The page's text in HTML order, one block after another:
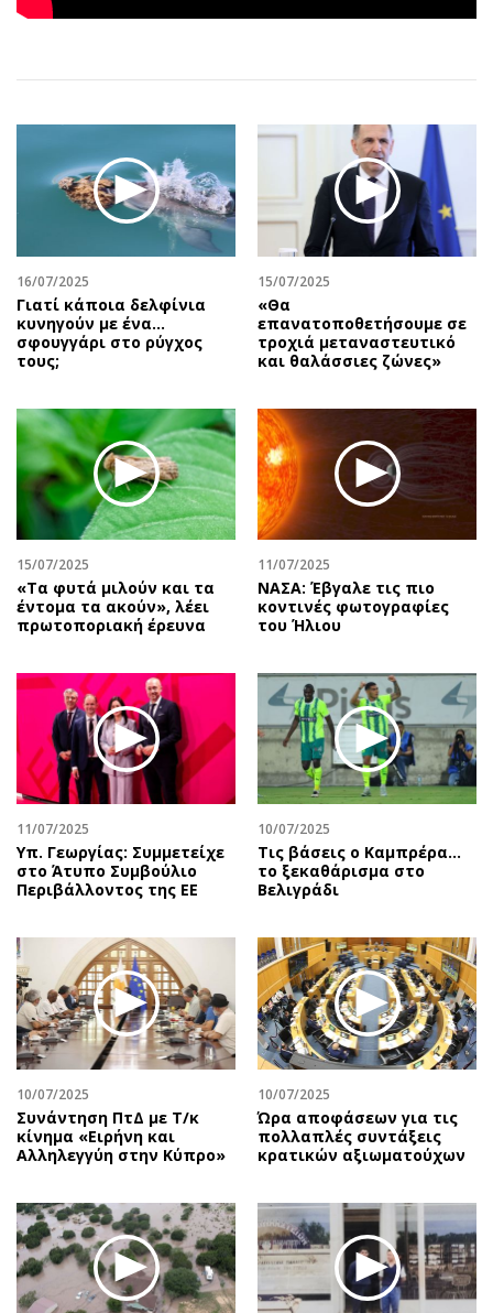
Αθλητισμός
Ελλάδα
Οικονομική
Οικονομία
Επιχειρήσεις
Αγορές
Money Review
AstroBank Properties
Trends
Ενέργεια
Ναυτιλία
Περιβάλλον
Ελλάδα
Κόσμος
Παράξενα
Πολιτισμός
Θέατρο-Χορός
Μουσική
Εικαστικά
Βιβλίο
Χειρόγραφα
Geek
Κινητά-tablets
Αυτοκίνηση
Αφιερώματα
Πολιτική
Οικονομία
Γενικά
Αναδρομές
Πρόσωπα
Περιβάλλον
Good Life
Γυναίκα
Showbiz
Ταξίδια
Συνταγές
Έξοδος
Media
Εκπομπές
Podcasts
Uncut
Προσφορές
Προσωπικότητες στην ''Κ''
Επιστολές
16/07/2025
Γιατί κάποια δελφίνια
κυνηγούν με ένα…
σφουγγάρι στο ρύγχος
τους;
15/07/2025
«Θα
επανατοποθετήσουμε σε
τροχιά μεταναστευτικό
και θαλάσσιες ζώνες»
15/07/2025
«Tα φυτά μιλούν και τα
έντομα τα ακούν», λέει
πρωτοποριακή έρευνα
11/07/2025
ΝΑΣΑ: Έβγαλε τις πιο
κοντινές φωτογραφίες
του Ήλιου
11/07/2025
Υπ. Γεωργίας: Συμμετείχε
στο Άτυπο Συμβούλιο
Περιβάλλοντος της ΕΕ
10/07/2025
Τις βάσεις ο Καμπρέρα…
το ξεκαθάρισμα στο
Βελιγράδι
10/07/2025
Συνάντηση ΠτΔ με Τ/κ
κίνημα «Ειρήνη και
Αλληλεγγύη στην Κύπρο»
10/07/2025
Ώρα αποφάσεων για τις
πολλαπλές συντάξεις
κρατικών αξιωματούχων